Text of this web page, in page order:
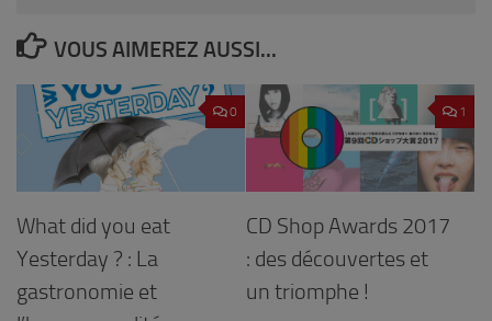
VOUS AIMEREZ AUSSI...
0
What did you eat
Yesterday ? : La
gastronomie et
1
CD Shop Awards 2017
: des découvertes et
un triomphe !